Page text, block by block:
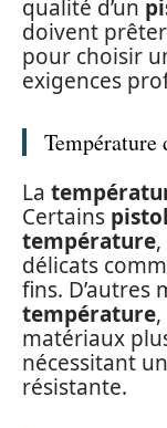
qualité d’un
doivent
pour choisir
exigences
Température
La
Certains
température
délicats
fins.
température
matériaux
nécessitant
résistante.